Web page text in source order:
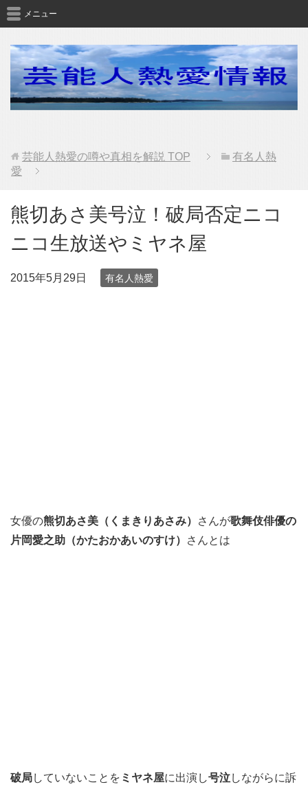
メニュー
芸能人熱愛の噂や真相を解説 TOP
有名人熱
愛
熊切あさ美号泣！破局否定ニコ
ニコ生放送やミヤネ屋
2015年5月29日 有名人熱愛
女優の熊切あさ美（くまきりあさみ） さんが歌舞伎俳優の
片岡愛之助 （かたおかあいのすけ） さんとは
破局していないことを ミヤネ屋に出演し号泣しながらに訴